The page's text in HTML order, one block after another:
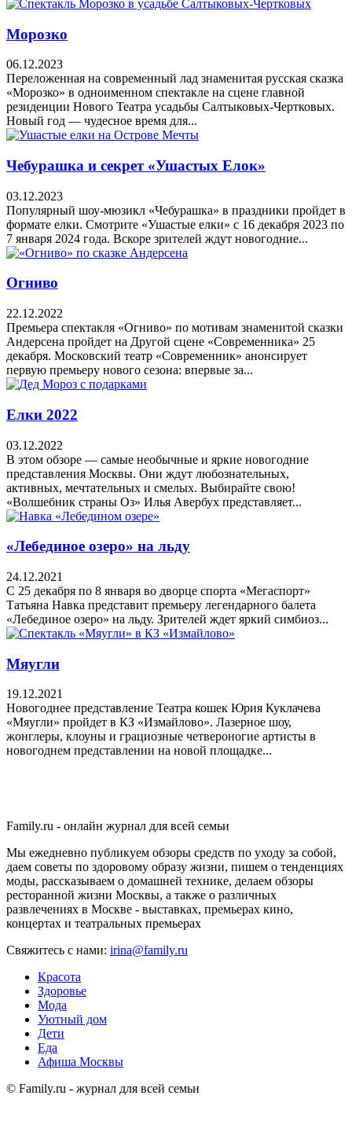
Морозко
06.12.2023
Переложенная на современный лад знаменитая русская сказка
«Морозко» в одноименном спектакле на сцене главной
резиденции Нового Театра усадьбы Салтыковых-Чертковых.
Новый год — чудесное время для...
Чебурашка и секрет «Ушастых Елок»
03.12.2023
Популярный шоу-мюзикл «Чебурашка» в праздники пройдет в
формате елки. Смотрите «Ушастые елки» с 16 декабря 2023 по
7 января 2024 года. Вскоре зрителей ждут новогодние...
Огниво
22.12.2022
Премьера спектакля «Огниво» по мотивам знаменитой сказки
Андерсена пройдет на Другой сцене «Современника» 25
декабря. Московский театр «Современник» анонсирует
первую премьеру нового сезона: впервые за...
Елки 2022
03.12.2022
В этом обзоре — самые необычные и яркие новогодние
представления Москвы. Они ждут любознательных,
активных, мечтательных и смелых. Выбирайте свою!
«Волшебник страны Оз» Илья Авербух представляет...
«Лебединое озеро» на льду
24.12.2021
С 25 декабря по 8 января во дворце спорта «Мегаспорт»
Татьяна Навка представит премьеру легендарного балета
«Лебединое озеро» на льду. Зрителей ждет яркий симбиоз...
Мяугли
19.12.2021
Новогоднее представление Театра кошек Юрия Куклачева
«Мяугли» пройдет в КЗ «Измайлово». Лазерное шоу,
жонглеры, клоуны и грациозные четвероногие артисты в
новогоднем представлении на новой площадке...
Family.ru - онлайн журнал для всей семьи
Мы ежедневно публикуем обзоры средств по уходу за собой,
даем советы по здоровому образу жизни, пишем о тенденциях
моды, рассказываем о домашней технике, делаем обзоры
ресторанной жизни Москвы, а также о различных
развлечениях в Москве - выставках, премьерах кино,
концертах и театральных премьерах
Свяжитесь с нами: irina@family.ru
Красота
Здоровье
Мода
Уютный дом
Дети
Еда
Афиша Москвы
© Family.ru - журнал для всей семьи